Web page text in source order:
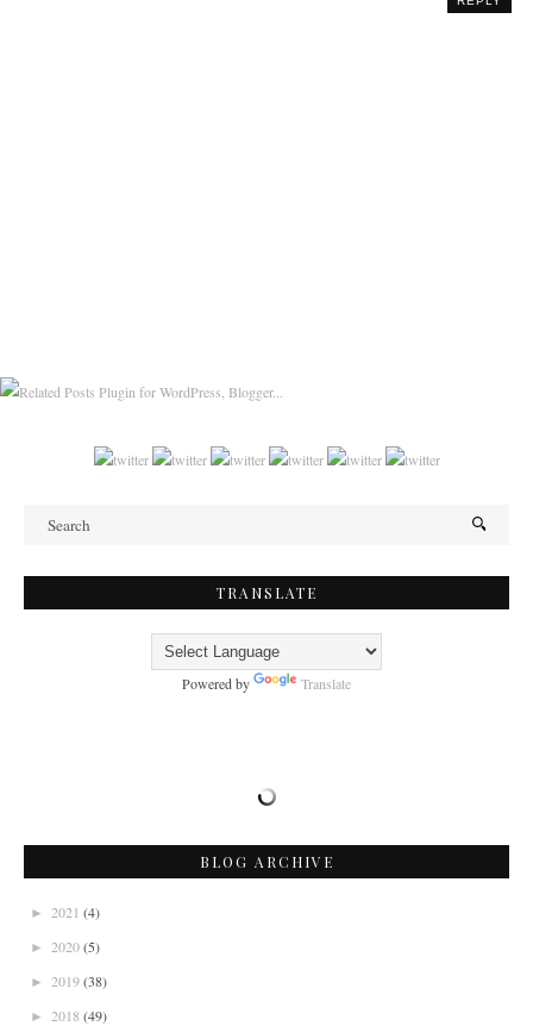
TRANSLATE
Powered by Translate
BLOG ARCHIVE
► 2021 (4)
► 2020(5)
► 2019(38)
► 2018 (49)